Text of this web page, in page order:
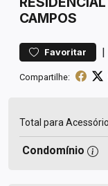
CAMPOS
Favoritar |
Compartilhe:
Total para
Condomínio